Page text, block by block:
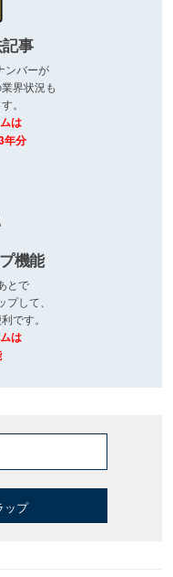
事
ンバーが
界状況も
。
は
年分
機能
とで
して、
です。
は
ップ